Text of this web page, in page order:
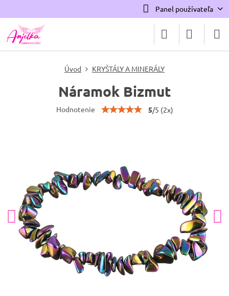
Panel používateľa
Úvod KRYŠTÁLY A MINERÁLY
Náramok Bizmut
Hodnotenie 5/5 (2x)